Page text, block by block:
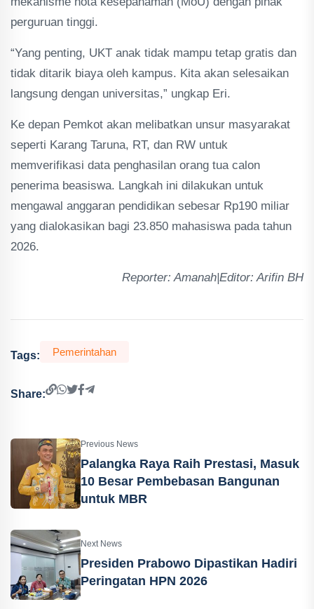
perguruan tinggi.
“Yang penting, UKT anak tidak mampu tetap gratis dan
tidak ditarik biaya oleh kampus. Kita akan selesaikan
langsung dengan universitas,” ungkap Eri.
Ke depan Pemkot akan melibatkan unsur masyarakat
seperti Karang Taruna, RT, dan RW untuk
memverifikasi data penghasilan orang tua calon
penerima beasiswa. Langkah ini dilakukan untuk
mengawal anggaran pendidikan sebesar Rp190 miliar
yang dialokasikan bagi 23.850 mahasiswa pada tahun
2026.
Reporter: Amanah|Editor: Arifin BH
Tags: Pemerintahan
Share:
Previous News
Palangka Raya Raih Prestasi, Masuk
10 Besar Pembebasan Bangunan
untuk MBR
Next News
Presiden Prabowo Dipastikan Hadiri
Peringatan HPN 2026